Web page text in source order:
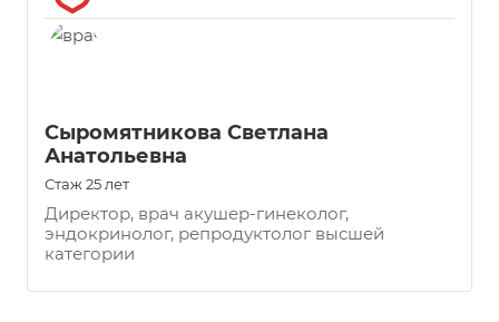
Сыромятникова Светлана
Анатольевна
Стаж 25 лет
Директор, врач акушер-гинеколог,
эндокринолог, репродуктолог высшей
категории